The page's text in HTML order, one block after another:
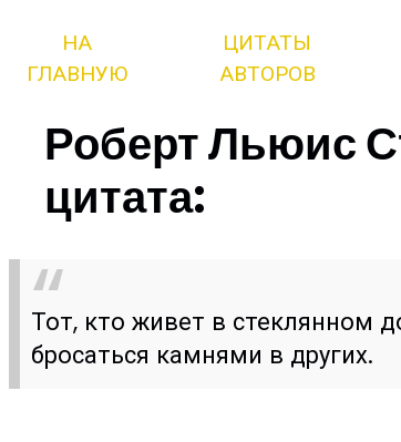
НА
ГЛАВНУЮ
ЦИТАТЫ
АВТОРОВ
Роберт Льюис
цитата:
Тот, кто живет в стеклянном
бросаться камнями в других.